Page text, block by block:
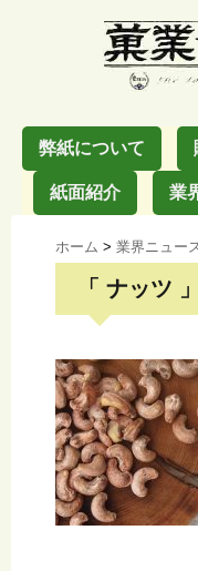
弊紙について
紙面紹介 業
ホーム > 業界ニュー
「 ナッツ